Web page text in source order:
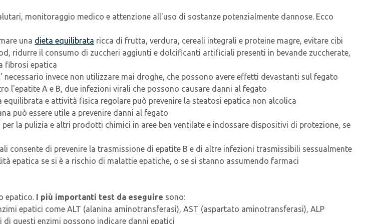
monitoraggio medico e attenzione all'uso di sostanze potenzialmente dannose. Ecco
una dieta equilibrata ricca di frutta, verdura, cereali integrali e proteine magre, evitare cibi
il consumo di zuccheri aggiunti e dolcificanti artificiali presenti in bevande zuccherate,
fibrosi epatica
necessario invece non utilizzare mai droghe, che possono avere effetti devastanti sul fegato
l'epatite A e B, due infezioni virali che possono causare danni al fegato
e attività fisica regolare può prevenire la steatosi epatica non alcolica
può essere utile a prevenire danni al fegato
la pulizia e altri prodotti chimici in aree ben ventilate e indossare dispositivi di protezione, se
consente di prevenire la trasmissione di epatite B e di altre infezioni trasmissibili sessualmente
epatica se si è a rischio di malattie epatiche, o se si stanno assumendo farmaci
epatico. I più importanti test da eseguire sono:
epatici come ALT (alanina aminotransferasi), AST (aspartato aminotransferasi), ALP
questi enzimi possono indicare danni epatici